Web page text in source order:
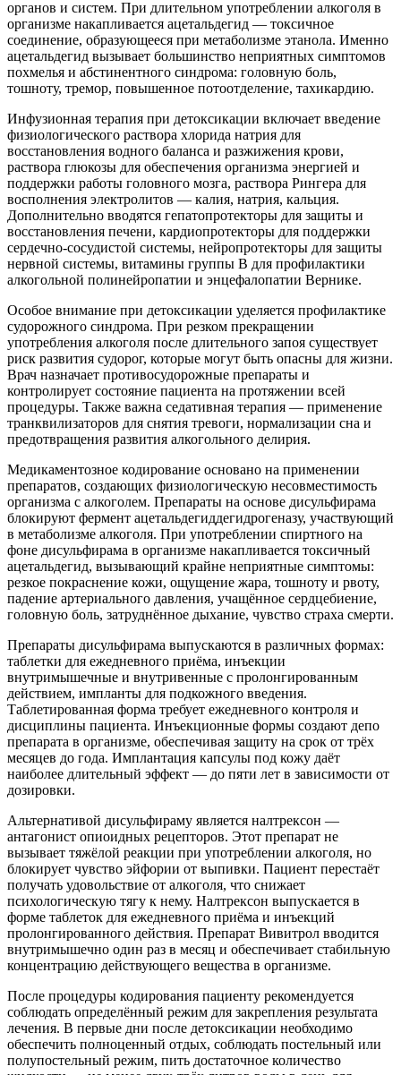
органов и систем. При длительном употреблении алкоголя в
организме накапливается ацетальдегид — токсичное
соединение, образующееся при метаболизме этанола. Именно
ацетальдегид вызывает большинство неприятных симптомов
похмелья и абстинентного синдрома: головную боль,
тошноту, тремор, повышенное потоотделение, тахикардию.
Инфузионная терапия при детоксикации включает введение
физиологического раствора хлорида натрия для
восстановления водного баланса и разжижения крови,
раствора глюкозы для обеспечения организма энергией и
поддержки работы головного мозга, раствора Рингера для
восполнения электролитов — калия, натрия, кальция.
Дополнительно вводятся гепатопротекторы для защиты и
восстановления печени, кардиопротекторы для поддержки
сердечно-сосудистой системы, нейропротекторы для защиты
нервной системы, витамины группы B для профилактики
алкогольной полинейропатии и энцефалопатии Вернике.
Особое внимание при детоксикации уделяется профилактике
судорожного синдрома. При резком прекращении
употребления алкоголя после длительного запоя существует
риск развития судорог, которые могут быть опасны для жизни.
Врач назначает противосудорожные препараты и
контролирует состояние пациента на протяжении всей
процедуры. Также важна седативная терапия — применение
транквилизаторов для снятия тревоги, нормализации сна и
предотвращения развития алкогольного делирия.
Медикаментозное кодирование основано на применении
препаратов, создающих физиологическую несовместимость
организма с алкоголем. Препараты на основе дисульфирама
блокируют фермент ацетальдегиддегидрогеназу, участвующий
в метаболизме алкоголя. При употреблении спиртного на
фоне дисульфирама в организме накапливается токсичный
ацетальдегид, вызывающий крайне неприятные симптомы:
резкое покраснение кожи, ощущение жара, тошноту и рвоту,
падение артериального давления, учащённое сердцебиение,
головную боль, затруднённое дыхание, чувство страха смерти.
Препараты дисульфирама выпускаются в различных формах:
таблетки для ежедневного приёма, инъекции
внутримышечные и внутривенные с пролонгированным
действием, импланты для подкожного введения.
Таблетированная форма требует ежедневного контроля и
дисциплины пациента. Инъекционные формы создают депо
препарата в организме, обеспечивая защиту на срок от трёх
месяцев до года. Имплантация капсулы под кожу даёт
наиболее длительный эффект — до пяти лет в зависимости от
дозировки.
Альтернативой дисульфираму является налтрексон —
антагонист опиоидных рецепторов. Этот препарат не
вызывает тяжёлой реакции при употреблении алкоголя, но
блокирует чувство эйфории от выпивки. Пациент перестаёт
получать удовольствие от алкоголя, что снижает
психологическую тягу к нему. Налтрексон выпускается в
форме таблеток для ежедневного приёма и инъекций
пролонгированного действия. Препарат Вивитрол вводится
внутримышечно один раз в месяц и обеспечивает стабильную
концентрацию действующего вещества в организме.
После процедуры кодирования пациенту рекомендуется
соблюдать определённый режим для закрепления результата
лечения. В первые дни после детоксикации необходимо
обеспечить полноценный отдых, соблюдать постельный или
полупостельный режим, пить достаточное количество